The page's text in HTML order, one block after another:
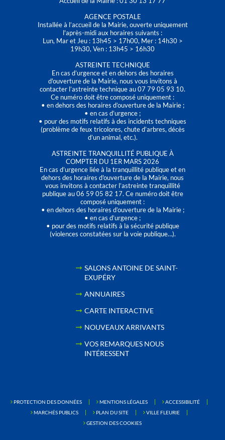
AGENCE POSTALE
Installée à l’accueil de la Mairie, ouverte uniquement
l'après-midi aux horaires suivants :
Lun, Mar et Jeu : 13h45 > 17h00, Mer : 14h30 >
19h30, Ven : 13h45 > 16h30
ASTREINTE TECHNIQUE
En cas d’urgence et en dehors des horaires
d'ouverture de la Mairie, nous vous invitons à
contacter l’astreinte technique au 07 79 05 93 10.
Ce numéro doit être composé uniquement :
• en dehors des horaires d’ouverture de la Mairie ;
• en cas d’urgence ;
• pour des motifs relatifs à des incidents techniques
(problème de feux tricolores, chute d’arbres, décès
d’un animal, etc.).
ASTREINTE TRANQUILLITÉ PUBLIQUE À
COMPTER DU 1ER MARS 2026
En cas d’urgence liée à la tranquillité publique et en
dehors des horaires d'ouverture de la Mairie, nous
vous invitons à contacter l’astreinte tranquillité
publique au 06 59 05 82 17. Ce numéro doit être
composé uniquement :
• en dehors des horaires d’ouverture de la Mairie ;
• en cas d’urgence ;
• pour des motifs relatifs à la sécurité publique
(violences constatées sur la voie publique…).
SALONS ANTOINE DE SAINT-
EXUPÉRY
ANNUAIRES
CARTE INTERACTIVE
NOUVEAUX ARRIVANTS
VOS REMARQUES NOUS
INTÉRESSENT
PROTECTION DES DONNÉES MENTIONS LÉGALES
ACCESSIBILITÉ
MARCHÉS PUBLICS
PLAN DU SITE
VILLE FLEURIE
GESTION DES COOKIES